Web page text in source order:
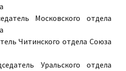
Московского отдела
Читинского отдела Союза
Уральского отдела